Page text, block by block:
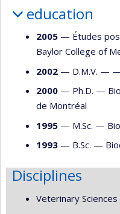
education
2005 — Études
Baylor College of
2002 — D.M.V. —
2000 — Ph.D. —
de Montréal
1995 — M.Sc. —
1993 — B.Sc. —
Disciplines
Veterinary Sciences